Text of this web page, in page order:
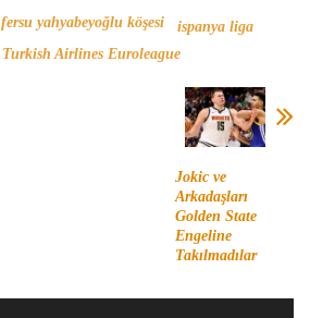
fersu yahyabeyoğlu köşesi
ispanya liga
Turkish Airlines Euroleague
Jokic ve
Arkadaşları
Golden State
Engeline
Takılmadılar